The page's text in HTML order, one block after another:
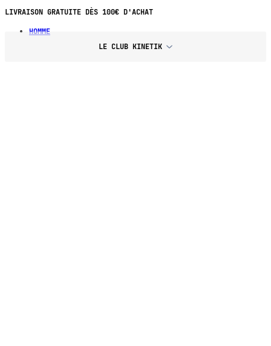
LIVRAISON GRATUITE DÈS 100€ D'ACHAT
HOMME
LE CLUB KINETIK